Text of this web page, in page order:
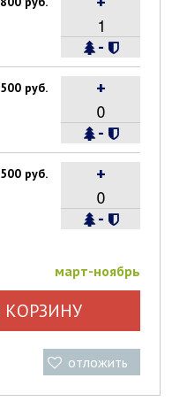
-
руб.
-
+
руб.
-
+
март-ноябрь
КОРЗИНУ
отложить